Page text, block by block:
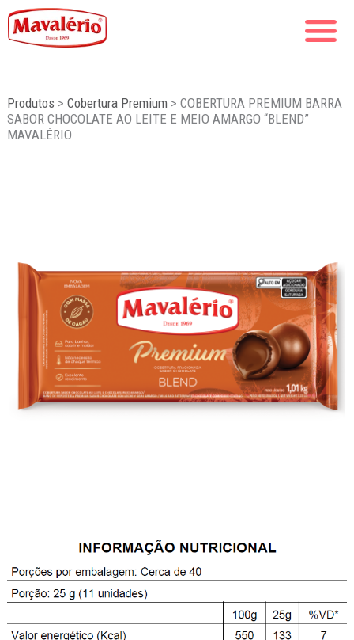
Produtos > Cobertura Premium> COBERTURA PREMIUM BARRA
SABOR CHOCOLATE AO LEITE E MEIO AMARGO “BLEND”
MAVALÉRIO